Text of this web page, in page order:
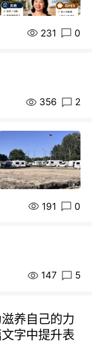
231 0
356 2
191 0
147 5
养自己的力
字中提升表